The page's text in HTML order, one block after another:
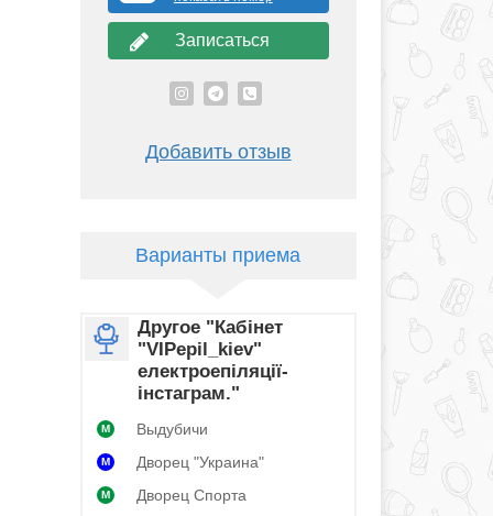
Записаться
Добавить отзыв
Варианты приема
Другое "Кабінет
"VIPepil_kiev"
електроепіляції-
інстаграм."
M Выдубичи
M Дворец "Украина"
M Дворец Спорта